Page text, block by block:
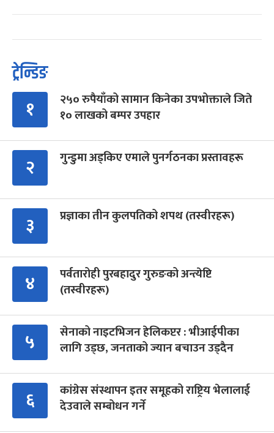
ट्रेन्डिङ
१
२५० रुपैयाँको सामान किनेका उपभोक्ताले जिते
१० लाखको बम्पर उपहार
२ गुन्डुमा अड्किए एमाले पुनर्गठनका प्रस्तावहरू
३ प्रज्ञाका तीन कुलपतिको शपथ (तस्वीरहरू)
४
पर्वतारोही पुरबहादुर गुरुङको अन्त्येष्टि
(तस्वीरहरू)
५
सेनाको नाइटभिजन हेलिकप्टर : भीआईपीका
लागि उड्छ, जनताको ज्यान बचाउन उड्दैन
६
कांग्रेस संस्थापन इतर समूहको राष्ट्रिय भेलालाई
देउवाले सम्बोधन गर्ने